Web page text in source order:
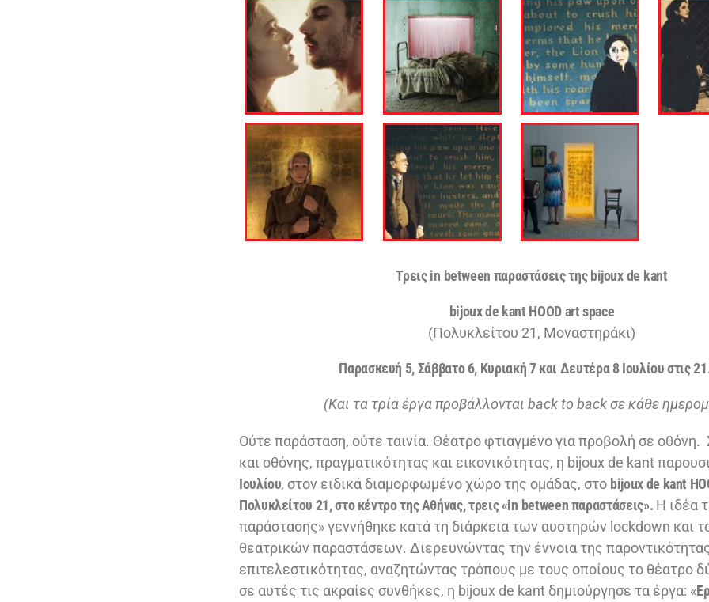
Τρειςin between παραστάσεις τηςbijoux de kant
bijoux de kant HOOD art space
(Πολυκλείτου 21, Μοναστηράκι)
Παρασκευή 5, Σάββατο 6, Κυριακή 7 και Δευτέρα 8 Ιουλίου στις
(Και τα τρία έργα προβάλλονται back to back σε κάθε
Ούτε παράσταση, ούτε ταινία. Θέατρο φτιαγμένο για προβολή σε οθόνη.
και οθόνης, πραγματικότητας και εικονικότητας, η bijoux de kant
Ιουλίου, στον ειδικά διαμορφωμένο χώρο της ομάδας, στο bijoux de kant
Πολυκλείτου 21, στο κέντρο της Αθήνας, τρεις «in betweenπαραστάσεις». Η ιδέα
παράστασης» γεννήθηκε κατά τη διάρκεια των αυστηρών lockdown και
θεατρικών παραστάσεων. Διερευνώντας την έννοια της
επιτελεστικότητας, αναζητώντας τρόπους με τους οποίους το θέατρο
σε αυτές τις ακραίες συνθήκες, η bijoux de kant δημιούργησε τα έργα: «